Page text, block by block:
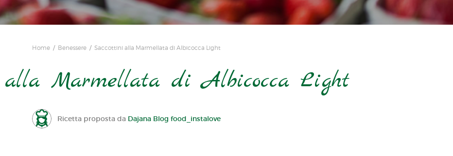
Home Benessere Saccottini alla Marmellata di Albicocca Light
alla Marmellata di Albicocca Light
Ricetta proposta da Dajana Blog food_instalove